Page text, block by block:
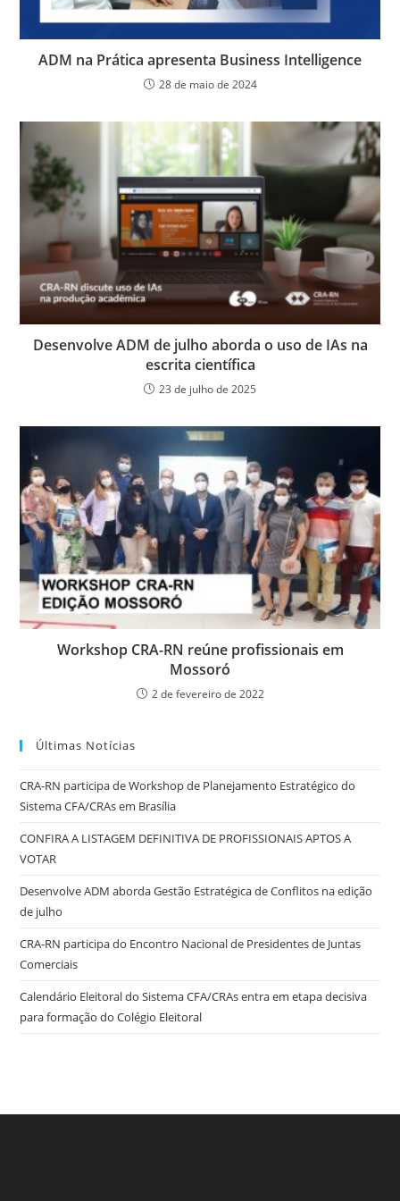
ADM na Prática apresenta Business Intelligence
28 de maio de 2024
Desenvolve ADM de julho aborda o uso de IAs na
escrita científica
23 de julho de 2025
Workshop CRA-RN reúne profissionais em
Mossoró
2 de fevereiro de 2022
Últimas Notícias
CRA-RN participa de Workshop de Planejamento Estratégico do
Sistema CFA/CRAs em Brasília
CONFIRA A LISTAGEM DEFINITIVA DE PROFISSIONAIS APTOS A
VOTAR
Desenvolve ADM aborda Gestão Estratégica de Conflitos na edição
de julho
CRA-RN participa do Encontro Nacional de Presidentes de Juntas
Comerciais
Calendário Eleitoral do Sistema CFA/CRAs entra em etapa decisiva
para formação do Colégio Eleitoral